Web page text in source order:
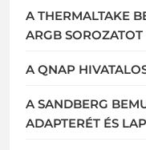
A THERMALTAKE
ARGB SOROZATOT
A QNAP
A SANDBERG
ADAPTERÉT ÉS